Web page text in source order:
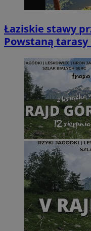
Łaziskie stawy
Powstaną